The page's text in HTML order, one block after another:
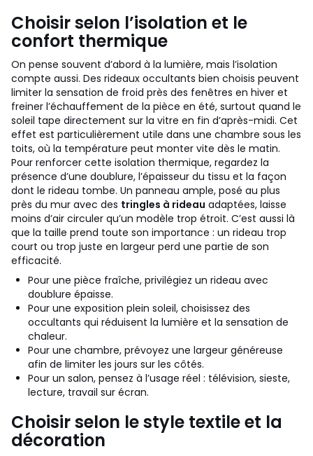
Choisir selon l’isolation et le
confort thermique
On pense souvent d’abord à la lumière, mais l’isolation
compte aussi. Des rideaux occultants bien choisis peuvent
limiter la sensation de froid près des fenêtres en hiver et
freiner l’échauffement de la pièce en été, surtout quand le
soleil tape directement sur la vitre en fin d’après-midi. Cet
effet est particulièrement utile dans une chambre sous les
toits, où la température peut monter vite dès le matin.
Pour renforcer cette isolation thermique, regardez la
présence d’une doublure, l’épaisseur du tissu et la façon
dont le rideau tombe. Un panneau ample, posé au plus
près du mur avec des tringles à rideau adaptées, laisse
moins d’air circuler qu’un modèle trop étroit. C’est aussi là
que la taille prend toute son importance : un rideau trop
court ou trop juste en largeur perd une partie de son
efficacité.
Pour une pièce fraîche, privilégiez un rideau avec
doublure épaisse.
Pour une exposition plein soleil, choisissez des
occultants qui réduisent la lumière et la sensation de
chaleur.
Pour une chambre, prévoyez une largeur généreuse
afin de limiter les jours sur les côtés.
Pour un salon, pensez à l’usage réel : télévision, sieste,
lecture, travail sur écran.
Choisir selon le style textile et la
décoration